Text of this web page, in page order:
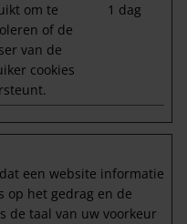
om te
of de
van de
cookies
1 dag
een website informatie
op het gedrag en de
de taal van uw voorkeur